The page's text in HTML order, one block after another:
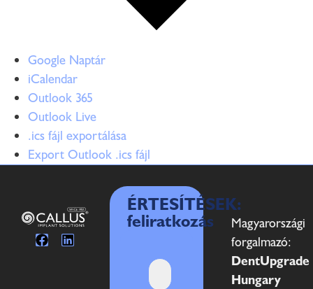
Google Naptár
iCalendar
Outlook 365
Outlook Live
.ics fájl exportálása
Export Outlook .ics fájl
ÉRTESÍTÉSEK:
feliratkozás
Magyarországi
forgalmazó:
DentUpgrade
Hungary